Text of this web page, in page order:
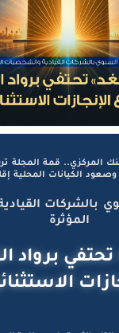
المركزي.. قمة المجلة
وصعود الكيانات المحلية
بالشركات
المؤثرة
برواد